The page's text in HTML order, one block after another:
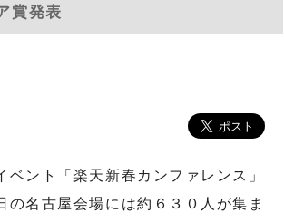
賞発表
ント「楽天新春カンファレンス」
名古屋会場には約６３０人が集ま